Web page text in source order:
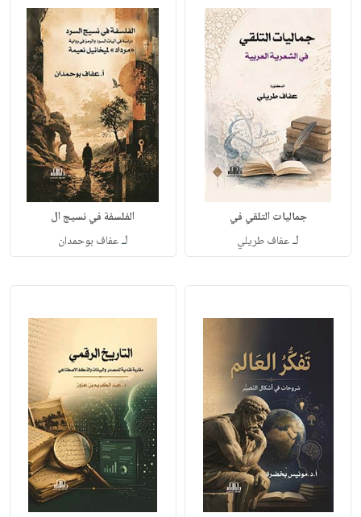
جماليات التلقي في
لـعفاف طريلي
الفلسفة في نسيج ال
لـعفاف بوحمدان